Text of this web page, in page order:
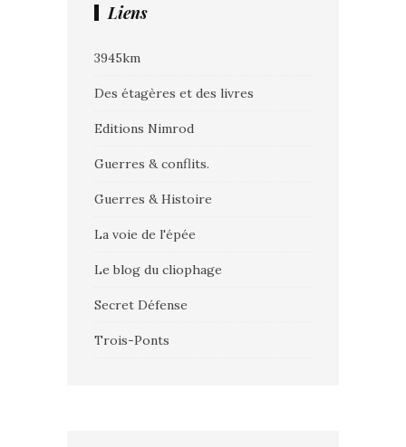
Liens
3945km
Des étagères et des livres
Editions Nimrod
Guerres & conflits.
Guerres & Histoire
La voie de l'épée
Le blog du cliophage
Secret Défense
Trois-Ponts